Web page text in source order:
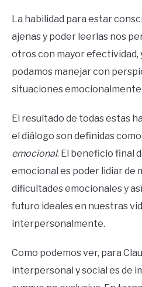
La habilidad para estar
ajenas y poder leerlas nos
otros con mayor efectividad,
podamos manejar con
situaciones
El resultado de todas estas
el diálogo son definidas como
emocional. El beneficio final
emocional es poder lidiar de
dificultades emocionales y
futuro ideales en nuestras
interpersonalmente.
Como podemos ver, para
interpersonal y social es de